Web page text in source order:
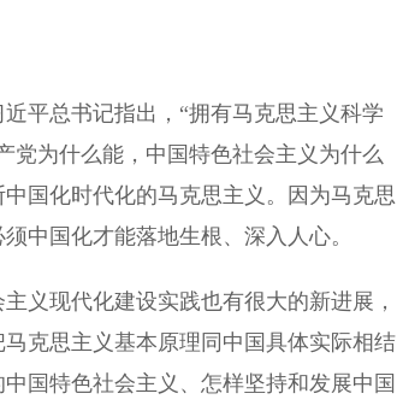
平总书记指出，“拥有马克思主义科学
党为什么能，中国特色社会主义为什么
国化时代化的马克思主义。因为马克思
中国化才能落地生根、深入人心。
现代化建设实践也有很大的新进展，
克思主义基本原理同中国具体实际相结
国特色社会主义、怎样坚持和发展中国